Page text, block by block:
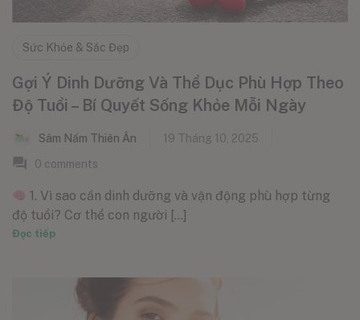
(Tin Tức )
Sức Khỏe & Sắc Đẹp
Gợi Ý Dinh Dưỡng Và Thể Dục Phù Hợp Theo
Độ Tuổi – Bí Quyết Sống Khỏe Mỗi Ngày
Sâm Nấm Thiên Ân
19 Tháng 10, 2025
0 comments
1. Vì sao cần dinh dưỡng và vận động phù hợp từng
độ tuổi? Cơ thể con người [...]
Đọc tiếp